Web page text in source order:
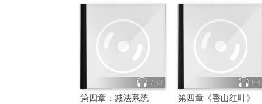
753
第四章：减法系统
58
第四章《香山红叶》